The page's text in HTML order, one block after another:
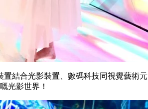
置結合光影裝置、數碼科技同視覺藝術
光影世界！